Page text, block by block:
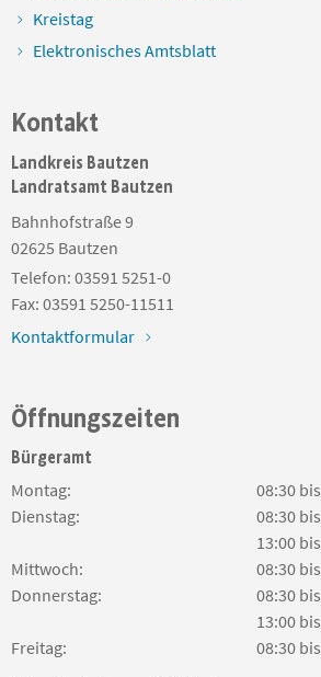
Kontakt
Landkreis Bautzen
Landratsamt Bautzen
Bahnhofstraße 9
02625 Bautzen
Telefon: 03591 5251-0
Fax: 03591 5250-11511
Kontaktformular
Kreistag
Elektronisches Amtsblatt
Öffnungszeiten
Bürgeramt
Montag:
08:30
Dienstag:
08:30
13:00
Mittwoch:
08:30
Donnerstag:
08:30
13:00
Freitag:
08:30